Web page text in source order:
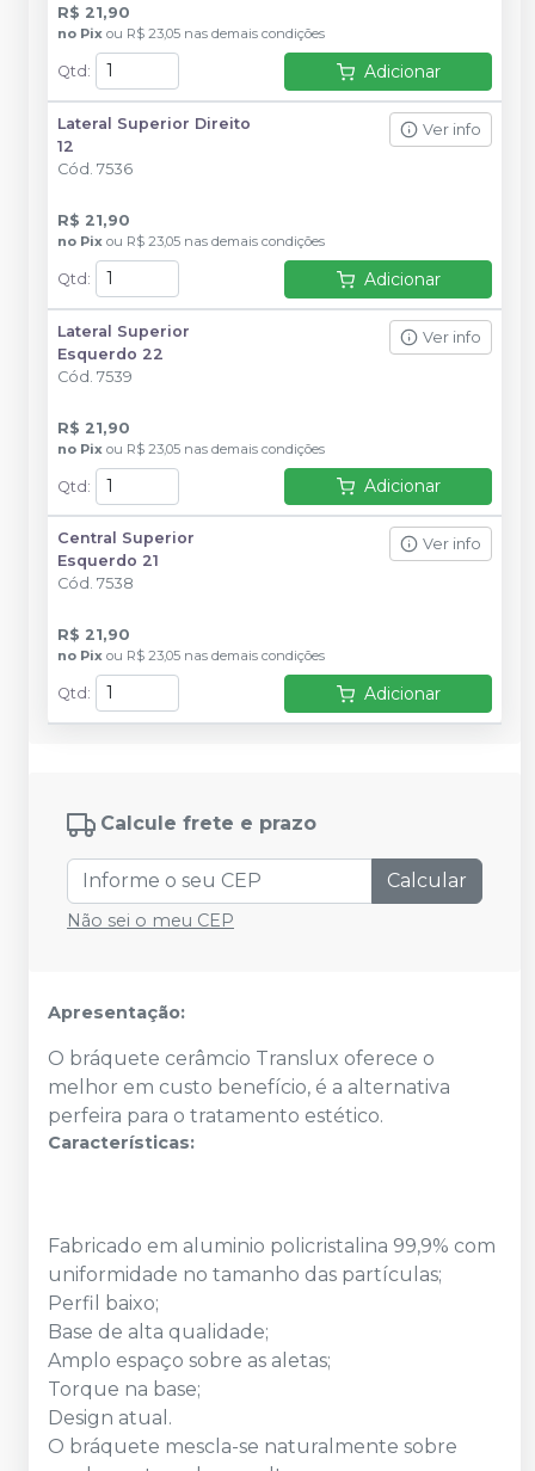
R$ 21,90
no Pix ou R$ 23,05 nas demais condições
Qtd : Adicionar
Lateral Superior Direito
12
Cód. 7536
Ver info
R$ 21,90
no Pix ou R$ 23,05 nas demais condições
Qtd : Adicionar
Lateral Superior
Esquerdo 22
Cód. 7539
Ver info
R$ 21,90
no Pix ou R$ 23,05 nas demais condições
Qtd: Adicionar
Central Superior
Esquerdo 21
Cód. 7538
Ver info
R$ 21,90
no Pix ou R$ 23,05 nas demais condições
Qtd : Adicionar
Calcule frete e prazo
Calcular
Não sei o meu CEP
Apresentação:
O bráquete cerâmcio Translux oferece o
melhor em custo benefício, é a alternativa
perfeira para o tratamento estético.
Características:
Fabricado em aluminio policristalina 99,9% com
uniformidade no tamanho das partículas;
Perfil baixo;
Base de alta qualidade;
Amplo espaço sobre as aletas;
Torque na base;
Design atual.
O bráquete mescla-se naturalmente sobre